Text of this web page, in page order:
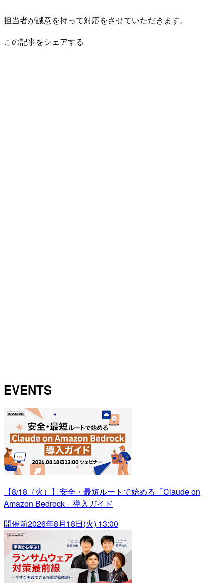
担当者が誠意を持って対応をさせていただきます。
この記事をシェアする
EVENTS
【8/18（火）】安全・最短ルートで始める「Claude on
Amazon Bedrock」導入ガイド
開催前2026年8月18日(火) 13:00